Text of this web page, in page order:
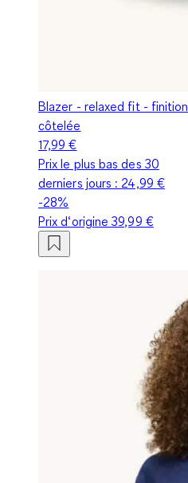
Blazer - relaxed fit - finition
côtelée
17,99 €
Prix le plus bas des 30
derniers jours : 24,99 €
-28%
Prix d‘origine39,99 €